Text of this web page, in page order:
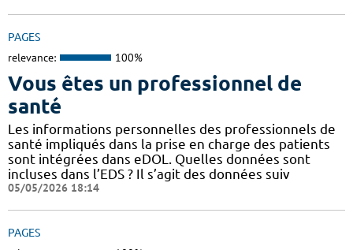
PAGES
relevance: 100%
Vous êtes un professionnel de
santé
Les informations personnelles des professionnels de
santé impliqués dans la prise en charge des patients
sont intégrées dans eDOL. Quelles données sont
incluses dans l’EDS ? Il s’agit des données suiv
05/05/2026 18:14
PAGES